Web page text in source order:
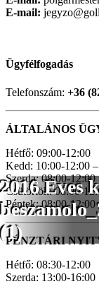
2016 Eves
(1)
E-mail:
Ügyfélfogadás
Telefonszám: +36
ÁLTALÁNOS
Hétfő: 09:00-12:00
Kedd: 10:00-12:00
Szerda: 08:00-12:00
Csütörtök: 08:00-
Péntek: 08:00-12:00
PÉNZTÁRI
Hétfő: 08:30-12:00
Szerda: 13:00-16:00